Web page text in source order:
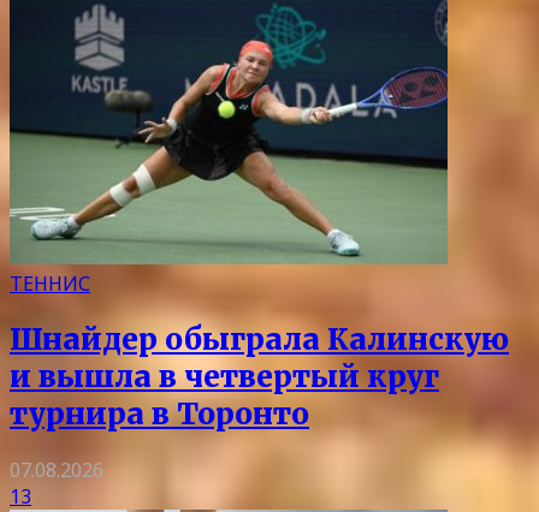
ТЕННИС
Шнайдер обыграла Калинскую
и вышла в четвертый круг
турнира в Торонто
07.08.2026
13